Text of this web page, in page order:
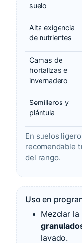
suelo
Alta exigencia
de nutrientes
Camas de
hortalizas e
invernadero
Semilleros y
plántula
En suelos
recomendable
del rango.
Uso en
Mezclar
lavado.